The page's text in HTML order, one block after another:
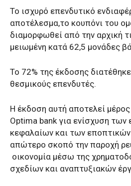
Το ισχυρό επενδυτικό
αποτέλεσμα,το κουπόνι του
διαμορφωθεί από την αρχική
μειωμένη κατά 62,5 μονάδες
Το 72% της έκδοσης
θεσμικούς επενδυτές.
Η έκδοση αυτή αποτελεί
Optima bank για ενίσχυση των
κεφαλαίων και των
απώτερο σκοπό την παροχή
οικονομία μέσω της
σχεδίων και αναπτυξιακών